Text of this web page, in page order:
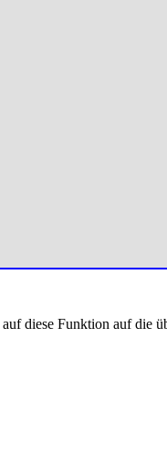
diese Funktion auf die